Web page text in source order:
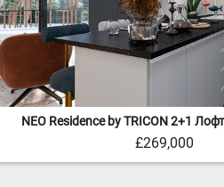
NEO Residence by TRICON 2+1
£269,000